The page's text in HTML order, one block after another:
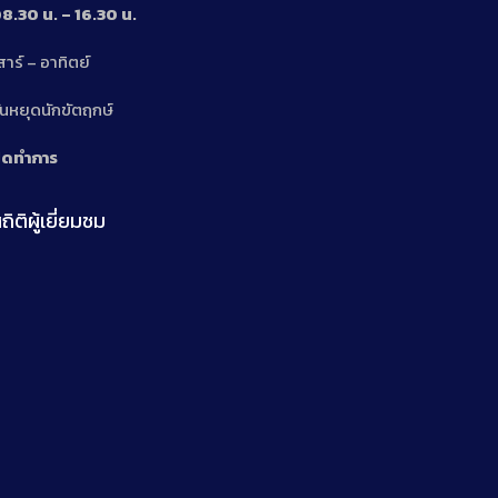
น. – 16.30 น.
าร์ – อาทิตย์
หยุดนักขัตฤกษ์
ทำการ
ติผู้เยี่ยมชม